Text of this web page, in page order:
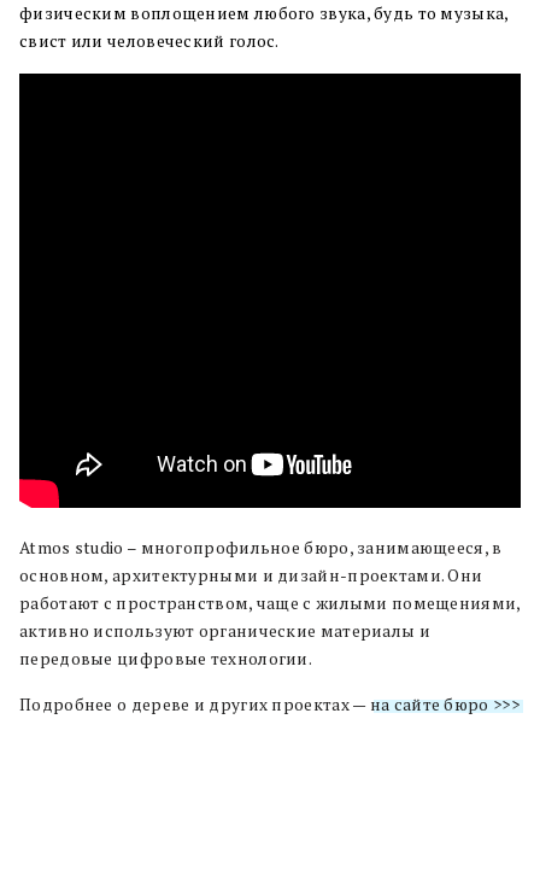
физическим воплощением любого звука, будь то музыка,
свист или человеческий голос.
Atmos studio – многопрофильное бюро, занимающееся, в
основном, архитектурными и дизайн-проектами. Они
работают с пространством, чаще с жилыми помещениями,
активно используют органические материалы и
передовые цифровые технологии.
Подробнее о дереве и других проектах — на сайте бюро >>>